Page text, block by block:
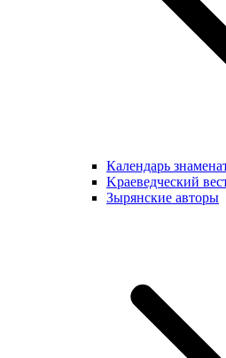
Календарь
Kраеведческий
Зырянские авторы